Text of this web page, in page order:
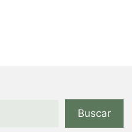
Buscar